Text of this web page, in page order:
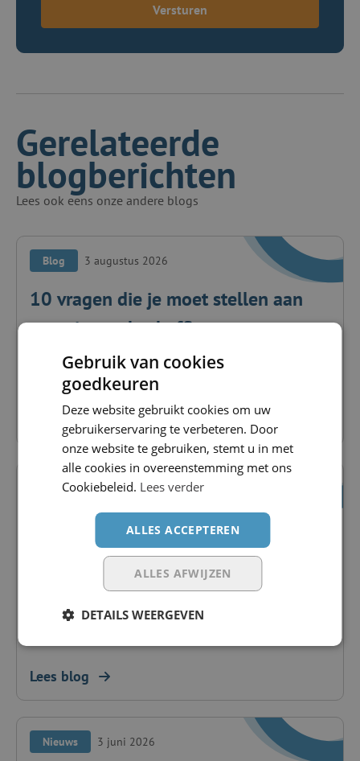
Versturen
Gerelateerde
blogberichten
Lees ook eens onze andere blogs
Blog 3 augustus 2026
10 vragen die je moet stellen aan
een nieuwe backofficepartner
Je zoekt een nieuwe backofficepartner. Meestal begint
dat gesprek bij...
Lees blog
Nieuws 7 juli 2026
Automatisering is geen
efficiëntieproject maar een marge
vraagstuk
Je wilt groeien. Meer plaatsingen, grotere
Lees blog
Nieuws 3 juni 2026
Gebruik van cookies
goedkeuren
Deze website gebruikt cookies om uw
gebruikerservaring te verbeteren. Door
onze website te gebruiken, stemt u in met
alle cookies in overeenstemming met ons
Cookiebeleid. Lees verder
ALLES ACCEPTEREN
ALLES AFWIJZEN
DETAILS WEERGEVEN